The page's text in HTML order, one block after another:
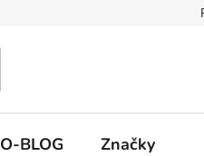
O-BLOG Značky